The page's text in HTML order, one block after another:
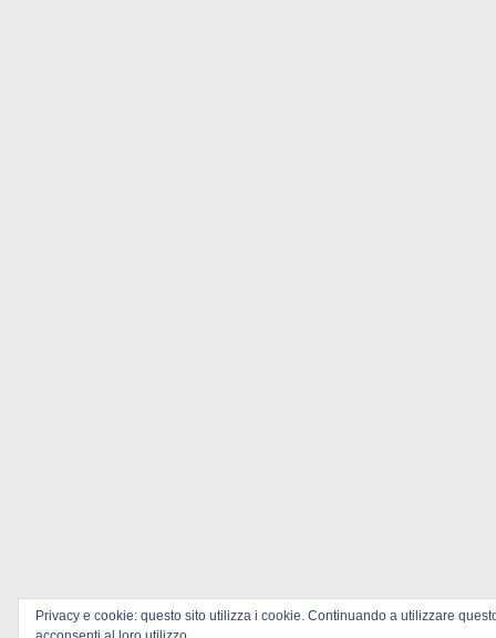
Privacy e cookie: questo sito utilizza i cookie. Continuando a utilizzare